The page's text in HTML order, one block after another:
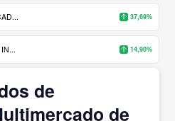
37,69%
14,90%
de
de